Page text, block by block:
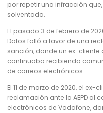
por repetir una infracción
solventada.
El pasado 3 de febrero de
Datos falló a favor de una
sanción, donde un ex-cliente
continuaba recibiendo
de correos electrónicos.
El 11 de marzo de 2020, el
reclamación ante la AEPD al
electrónicos de Vodafone,